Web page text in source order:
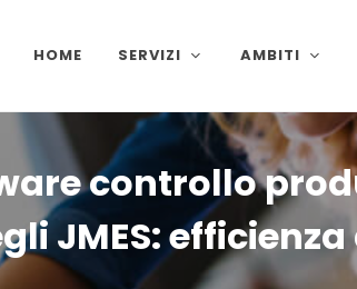
HOME SERVIZI AMBITI
controllo
JMES: